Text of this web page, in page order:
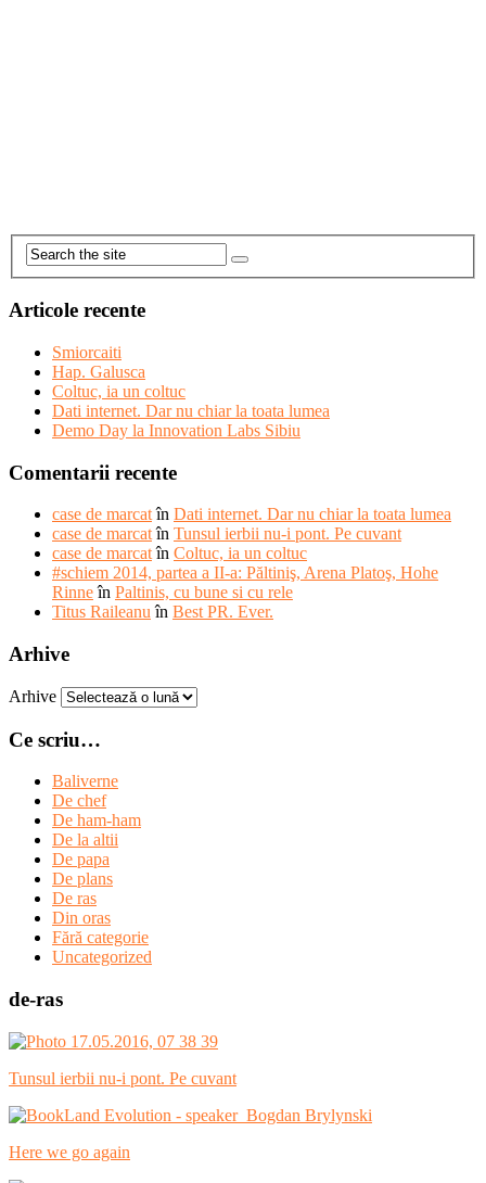
Articole recente
Smiorcaiti
Hap. Galusca
Coltuc, ia un coltuc
Dati internet. Dar nu chiar la toata lumea
Demo Day la Innovation Labs Sibiu
Comentarii recente
case de marcatîn Dati internet. Dar nu chiar la toata lumea
case de marcatîn Tunsul ierbii nu-i pont. Pe cuvant
case de marcatîn Coltuc, ia un coltuc
#schiem 2014, partea a II-a: Păltiniş, Arena Platoş, Hohe
Rinneîn Paltinis, cu bune si cu rele
Titus Raileanuîn Best PR. Ever.
Arhive
Arhive
Ce scriu…
Baliverne
De chef
De ham-ham
De la altii
De papa
De plans
De ras
Din oras
Fără categorie
Uncategorized
de-ras
Tunsul ierbii nu-i pont. Pe cuvant
Here we go again